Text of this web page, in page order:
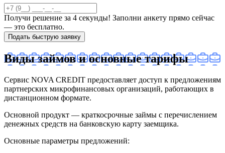
Получи решение за 4 секунды! Заполни анкету прямо сейчас
— это бесплатно.
Подать быструю заявку
Виды займов и основные тарифы
Сервис NOVA CREDIT предоставляет доступ к предложениям
партнерских микрофинансовых организаций, работающих в
дистанционном формате.
Основной продукт — краткосрочные займы с перечислением
денежных средств на банковскую карту заемщика.
Основные параметры предложений: